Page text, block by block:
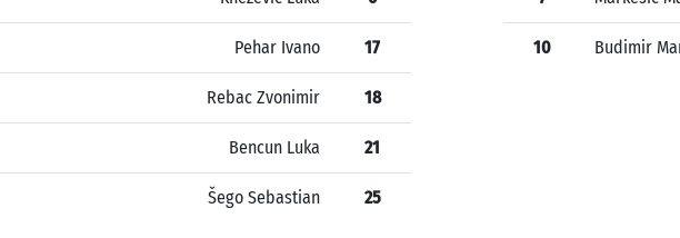
Pehar Ivano 17
Rebac Zvonimir 18
Bencun Luka 21
Šego Sebastian 25
10 Budimir